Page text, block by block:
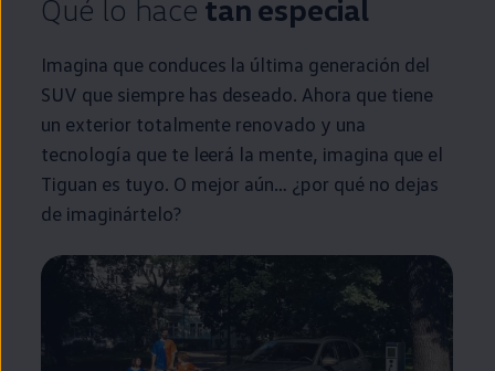
Qué lo hace tan especial
Imagina que conduces la última generación del
SUV que siempre has deseado. Ahora que tiene
un exterior totalmente renovado y una
tecnología que te leerá la mente, imagina que el
Tiguan es tuyo. O mejor aún… ¿por qué no dejas
de imaginártelo?